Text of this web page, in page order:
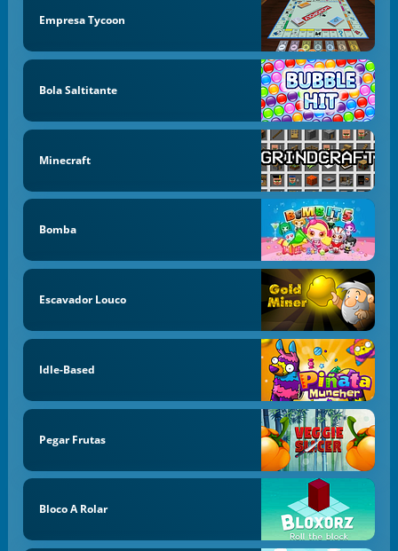
Empresa Tycoon
Bola Saltitante
Minecraft
Bomba
Escavador Louco
Idle-Based
Pegar Frutas
Bloco A Rolar